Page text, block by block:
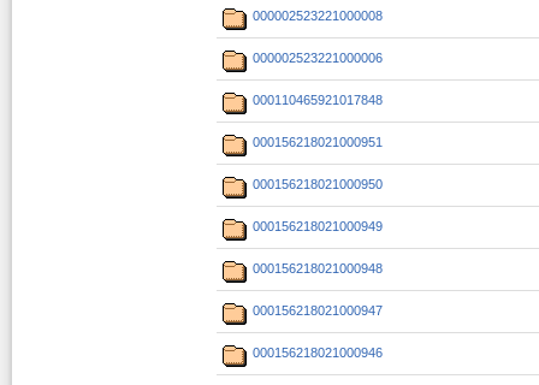
000002523221000008
000002523221000006
000110465921017848
000156218021000951
000156218021000950
000156218021000949
000156218021000948
000156218021000947
000156218021000946